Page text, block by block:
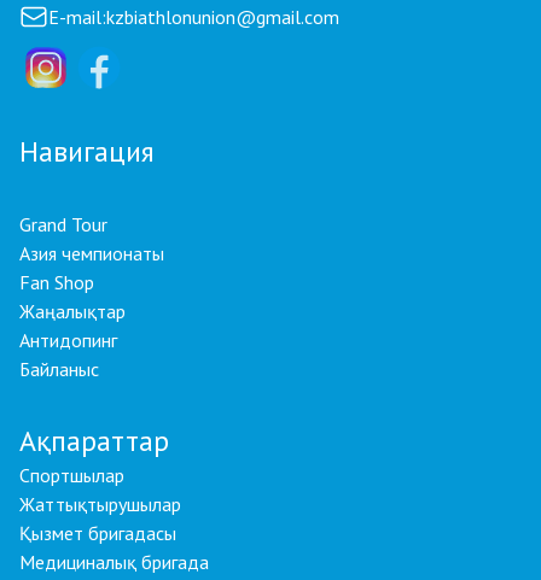
E-mail:kzbiathlonunion@gmail.com
Навигация
Grand Tour
Азия чемпионаты
Fan Shop
Жаңалықтар
Антидопинг
Байланыс
Ақпараттар
Спортшылар
Жаттықтырушылар
Қызмет бригадасы
Медициналық бригада